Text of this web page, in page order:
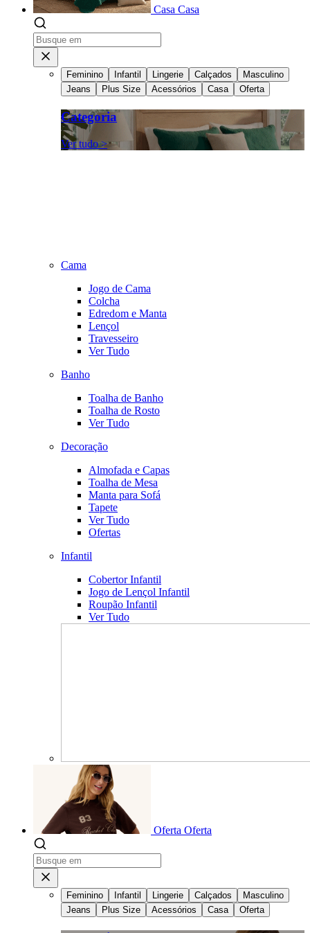
Casa Casa
Feminino Infantil Lingerie Calçados
Masculino
Jeans
Plus Size Acessórios Casa Oferta
Categoria
Ver tudo >
Cama
Jogo de Cama
Colcha
Edredom e Manta
Lençol
Travesseiro
Ver Tudo
Banho
Toalha de Banho
Toalha de Rosto
Ver Tudo
Decoração
Almofada e Capas
Toalha de Mesa
Manta para Sofá
Tapete
Ver Tudo
Ofertas
Infantil
Cobertor Infantil
Jogo de Lençol Infantil
Roupão Infantil
Ver Tudo
Oferta Oferta
Feminino Infantil Lingerie Calçados
Masculino
Jeans
Plus Size Acessórios Casa Oferta